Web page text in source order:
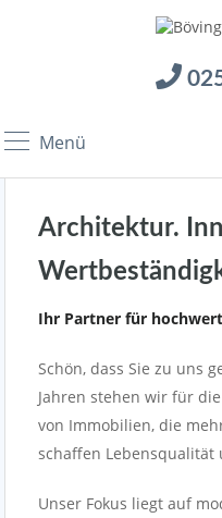
Menü
Architektur.
Ihr Partner für
Schön, dass Sie zu uns
Jahren stehen wir für
von Immobilien, die
schaffen Lebensqualität
Unser Fokus liegt auf